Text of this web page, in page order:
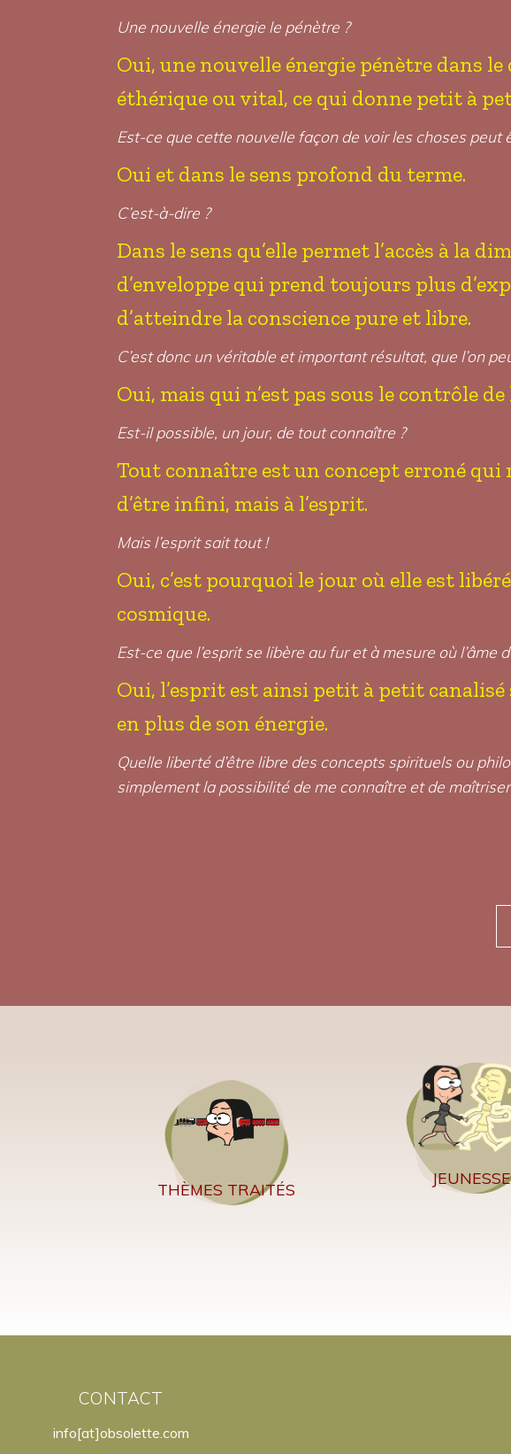
Une nouvelle énergie le pénètre ?
Oui, une nouvelle énergie pénètre dans
éthérique ou vital, ce qui donne petit à
Est-ce que cette nouvelle façon de voir les choses peut
Oui et dans le sens profond du terme.
C’est-à-dire ?
Dans le sens qu’elle permet l’accès à la
d’enveloppe qui prend toujours plus
d’atteindre la conscience pure et libre.
C’est donc un véritable et important résultat, que l’on
Oui, mais qui n’est pas sous le contrôle de
Est-il possible, un jour, de tout connaître ?
Tout connaître est un concept erroné qui
d’être infini, mais à l’esprit.
Mais l’esprit sait tout !
Oui, c’est pourquoi le jour où elle est
cosmique.
Est-ce que l’esprit se libère au fur et à mesure où
Oui, l’esprit est ainsi petit à petit
en plus de son énergie.
Quelle liberté d’être libre des concepts spirituels ou
simplement la possibilité de me connaître et de
THÈMES TRAITÉS
JEUNESSE
CONTACT
info[at]obsolette.com